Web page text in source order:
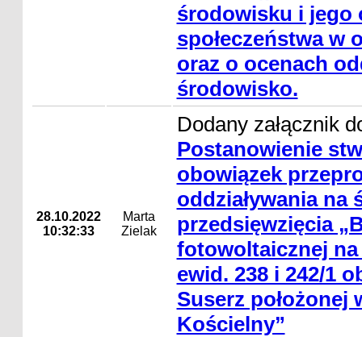
środowisku i jego
społeczeństwa w
oraz o ocenach
środowisko.
28.10.2022
10:32:33
Marta
Zielak
Dodany załącznik
Postanowienie
obowiązek
oddziaływania na
przedsięwzięcia
fotowoltaicznej na
ewid. 238 i 242/1
Suserz położonej
Kościelny”